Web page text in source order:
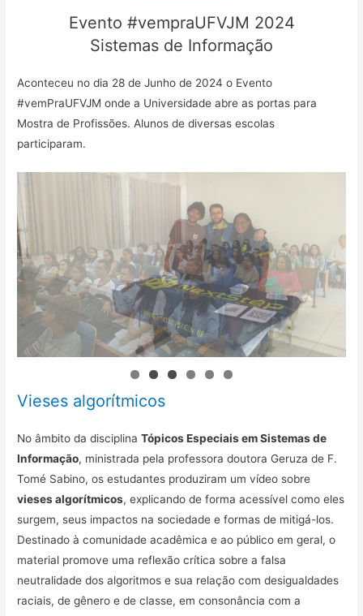
Evento #vempraUFVJM 2024
Sistemas de Informação
Aconteceu no dia 28 de Junho de 2024 o Evento
#vemPraUFVJM onde a Universidade abre as portas para
Mostra de Profissões. Alunos de diversas escolas
participaram.
Vieses algorítmicos
No âmbito da disciplinaTópicos Especiais em Sistemas de
Informação, ministrada pela professora doutora Geruza de F.
Tomé Sabino, os estudantes produziram um vídeo sobre
vieses algorítmicos, explicando de forma acessível como eles
surgem, seus impactos na sociedade e formas de mitigá-los.
Destinado à comunidade acadêmica e ao público em geral, o
material promove uma reflexão crítica sobre a falsa
neutralidade dos algoritmos e sua relação com desigualdades
raciais, de gênero e de classe, em consonância com a